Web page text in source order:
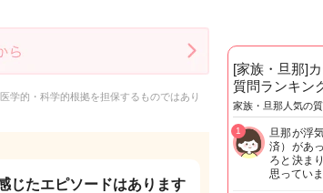
学的・科学的根拠を担保するものではあり
じたエピソードはあります
[家族・旦那]
質問ランキン
家族・旦那人気の
旦那が浮
済）があ
ろと決ま
思ってい
1